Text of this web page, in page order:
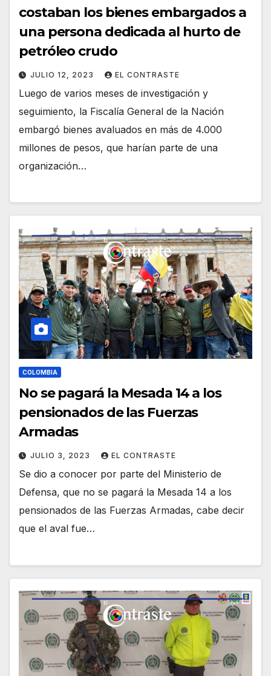
costaban los bienes embargados a
una persona dedicada al hurto de
petróleo crudo
JULIO 12, 2023 EL CONTRASTE
Luego de varios meses de investigación y
seguimiento, la Fiscalía General de la Nación
embargó bienes avaluados en más de 4.000
millones de pesos, que harían parte de una
organización…
COLOMBIA
No se pagará la Mesada 14 a los
pensionados de las Fuerzas
Armadas
JULIO 3, 2023 EL CONTRASTE
Se dio a conocer por parte del Ministerio de
Defensa, que no se pagará la Mesada 14 a los
pensionados de las Fuerzas Armadas, cabe decir
que el aval fue…